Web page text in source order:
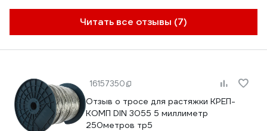
Читать все отзывы (7)
16157350
Отзыв о тросе для растяжки КРЕП-
КОМП DIN 3055 5 миллиметр
250метров тр5